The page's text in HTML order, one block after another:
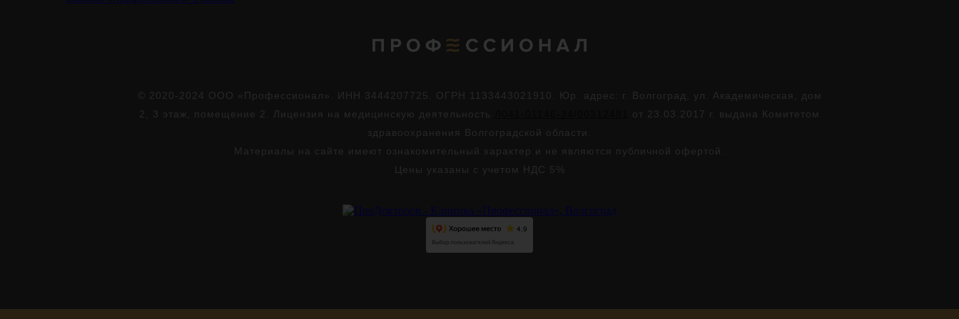
© 2020-2024 ООО «Профессионал». ИНН 3444207725. ОГРН 1133443021910. Юр. адрес: г. Волгоград, ул. Академическая, дом
2, 3 этаж, помещение 2. Лицензия на медицинскую деятельность
от 23.03.2017 г. выдана Комитетом
здравоохранения Волгоградской области.
Материалы на сайте имеют ознакомительный характер и не являются публичной офертой.
Цены указаны с учетом НДС 5%